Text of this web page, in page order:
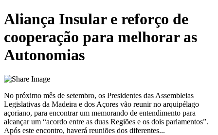
Aliança Insular e reforço de
cooperação para melhorar as
Autonomias
No próximo mês de setembro, os Presidentes das Assembleias
Legislativas da Madeira e dos Açores vão reunir no arquipélago
açoriano, para encontrar um memorando de entendimento para
alcançar um “acordo entre as duas Regiões e os dois parlamentos”.
Após este encontro, haverá reuniões dos diferentes...